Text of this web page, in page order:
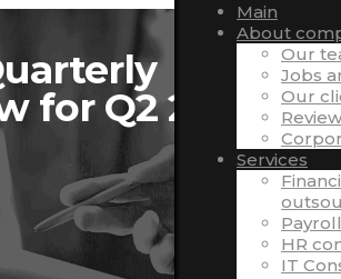
Main
About
Our
Jobs
Our
Services
HR
IT
for Q2 2025